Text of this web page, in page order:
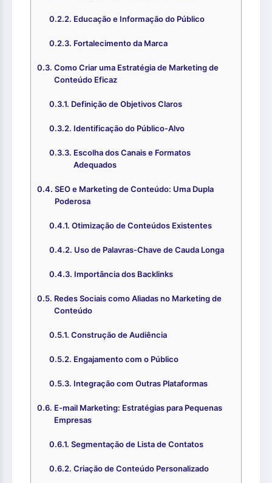
Educação e Informação do Público
Fortalecimento da Marca
Como Criar uma Estratégia de Marketing de
Conteúdo Eficaz
Definição de Objetivos Claros
Identificação do Público-Alvo
Escolha dos Canais e Formatos
Adequados
SEO e Marketing de Conteúdo: Uma Dupla
Poderosa
Otimização de Conteúdos Existentes
Uso de Palavras-Chave de Cauda Longa
Importância dos Backlinks
Redes Sociais como Aliadas no Marketing de
Conteúdo
Construção de Audiência
Engajamento com o Público
Integração com Outras Plataformas
E-mail Marketing: Estratégias para Pequenas
Empresas
Segmentação de Lista de Contatos
Criação de Conteúdo Personalizado